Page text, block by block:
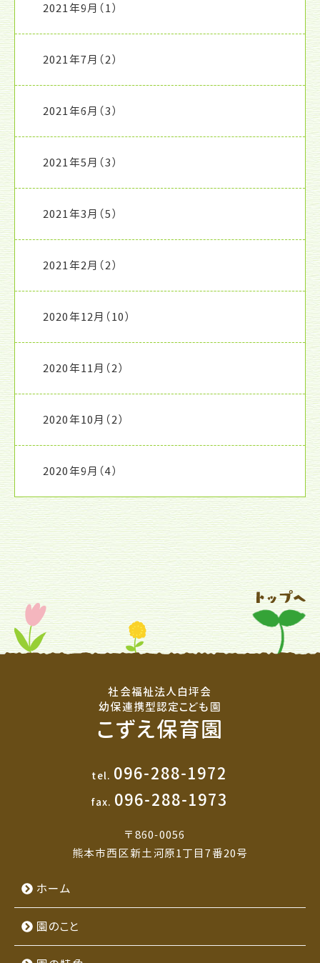
2021年9月 （1）
2021年7月 （2）
2021年6月 （3）
2021年5月 （3）
2021年3月 （5）
2021年2月 （2）
2020年12月 （10）
2020年11月 （2）
2020年10月 （2）
2020年9月 （4）
社会福祉法人白坪会
幼保連携型認定こども園
こずえ保育園
tel. 096-288-1972
fax. 096-288-1973
〒860-0056
熊本市西区新土河原1丁目7番20号
ホーム
園のこと